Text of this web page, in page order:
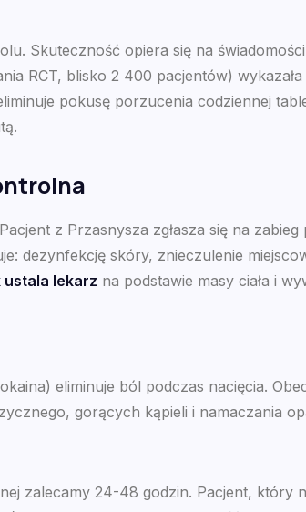
Skuteczność opiera się na
RCT, blisko 2 400 pacjentów)
pokusę porzucenia codziennej
z Przasnysza zgłasza się na
dezynfekcję skóry, znieczulenie
lekarz na podstawie masy ciała i
eliminuje ból podczas nacięcia.
gorących kąpieli i namaczania
zalecamy 24-48 godzin. Pacjent, który